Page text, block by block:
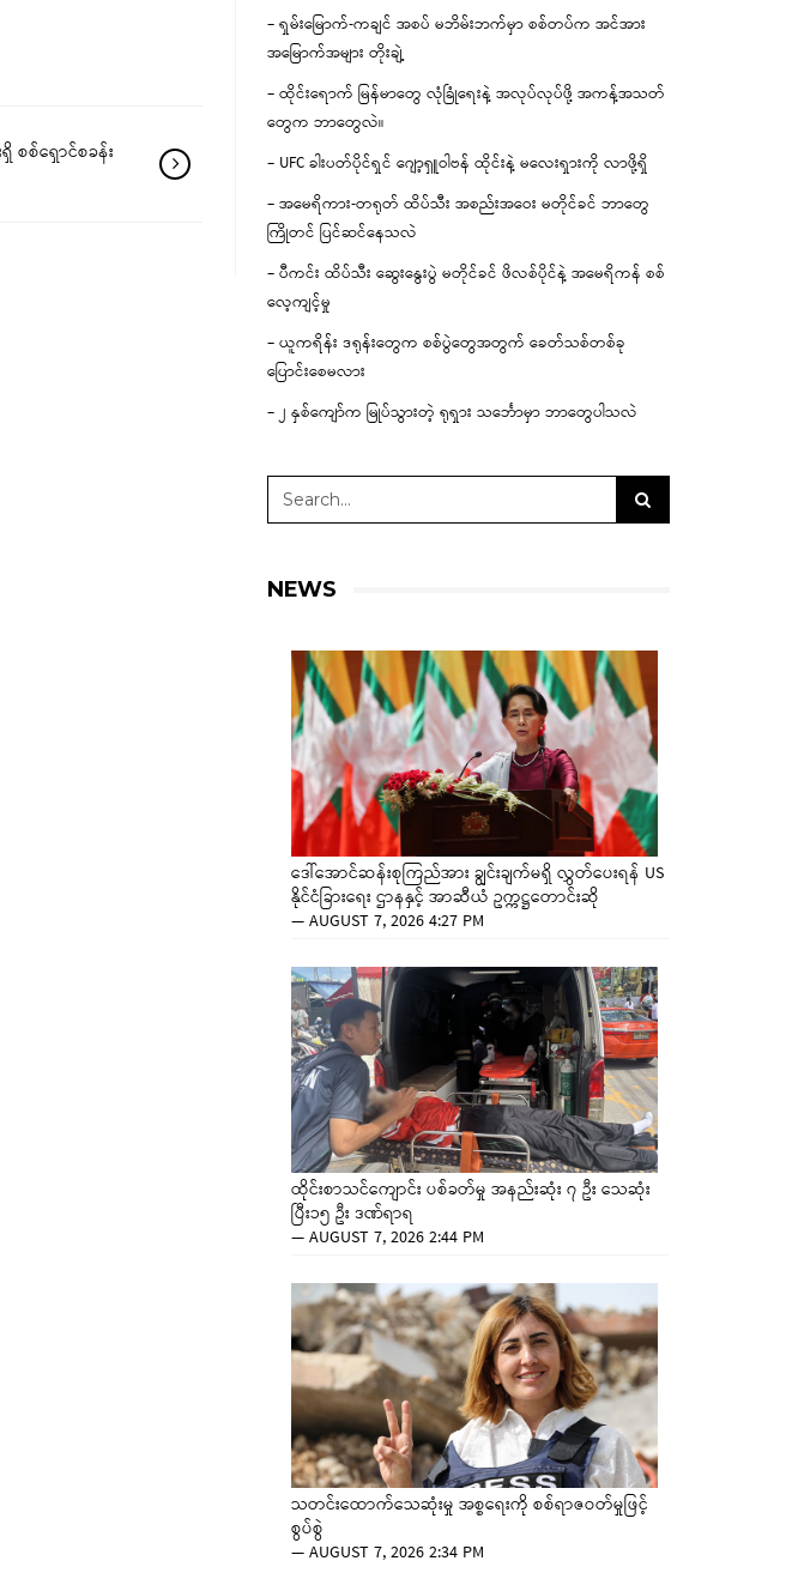
စစ်ရှောင်စခန်း
– ရှမ်းမြောက်-ကချင် အစပ် မဘိမ်းဘက်မှာ စစ်တပ်က အင်အား
အမြောက်အများ တိုးချဲ့
– ထိုင်းရောက် မြန်မာတွေ လုံခြုံရေးနဲ့ အလုပ်လုပ်ဖို့ အကန့်အသတ်
တွေက ဘာတွေလဲ။
– UFC ခါးပတ်ပိုင်ရှင် ဂျော့ရှူဝါဗန် ထိုင်းနဲ့ မလေးရှားကို လာဖို့ရှိ
– အမေရိကား-တရုတ် ထိပ်သီး အစည်းအဝေး မတိုင်ခင် ဘာတွေ
ကြိုတင် ပြင်ဆင်နေသလဲ
– ပီကင်း ထိပ်သီး ဆွေးနွေးပွဲ မတိုင်ခင် ဖိလစ်ပိုင်နဲ့ အမေရိကန် စစ်
လေ့ကျင့်မှု
– ယူကရိန်း ဒရုန်းတွေက စစ်ပွဲတွေအတွက် ခေတ်သစ်တစ်ခု
ပြောင်းစေမလား
– ၂ နှစ်ကျော်က မြုပ်သွားတဲ့ ရုရှား သင်္ဘောမှာ ဘာတွေပါသလဲ
NEWS
ဒေါ်အောင်ဆန်းစုကြည်အား ချွင်းချက်မရှိ လွှတ်ပေးရန် US
နိုင်ငံခြားရေး ဌာနနှင့် အာဆီယံ ဥက္ကဋ္ဌတောင်းဆို
—AUGUST 7, 2026 4:27 PM
ထိုင်းစာသင်ကျောင်း ပစ်ခတ်မှု အနည်းဆုံး ၇ ဦး သေဆုံး
ပြီး၁၅ ဦး ဒဏ်ရာရ
—AUGUST 7, 2026 2:44 PM
သတင်းထောက်သေဆုံးမှု အစ္စရေးကို စစ်ရာဇဝတ်မှုဖြင့်
စွပ်စွဲ
—AUGUST 7, 2026 2:34 PM